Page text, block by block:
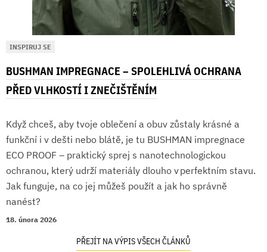
INSPIRUJ SE
BUSHMAN IMPREGNACE – SPOLEHLIVÁ OCHRANA
PŘED VLHKOSTÍ I ZNEČIŠTĚNÍM
Když chceš, aby tvoje oblečení a obuv zůstaly krásné a
funkční i v dešti nebo blátě, je tu BUSHMAN impregnace
ECO PROOF – praktický sprej s nanotechnologickou
ochranou, který udrží materiály dlouho v perfektním stavu.
Jak funguje, na co jej můžeš použít a jak ho správně
nanést?
18. února 2026
PŘEJÍT NA VÝPIS VŠECH ČLÁNKŮ